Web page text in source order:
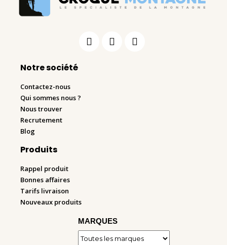
Notre société
Contactez-nous
Qui sommes nous ?
Nous trouver
Recrutement
Blog
Produits
Rappel produit
Bonnes affaires
Tarifs livraison
Nouveaux produits
MARQUES